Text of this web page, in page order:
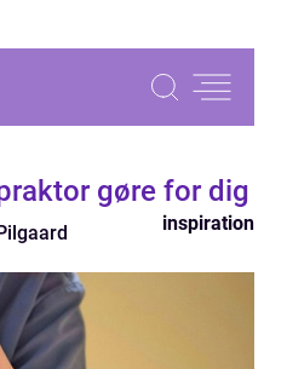
gøre for dig
inspiration